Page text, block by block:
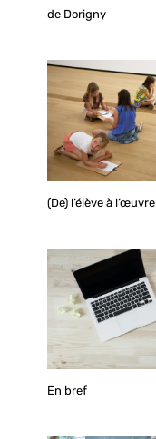
de Dorigny
(De) l’élève à l’œuvre
En bref